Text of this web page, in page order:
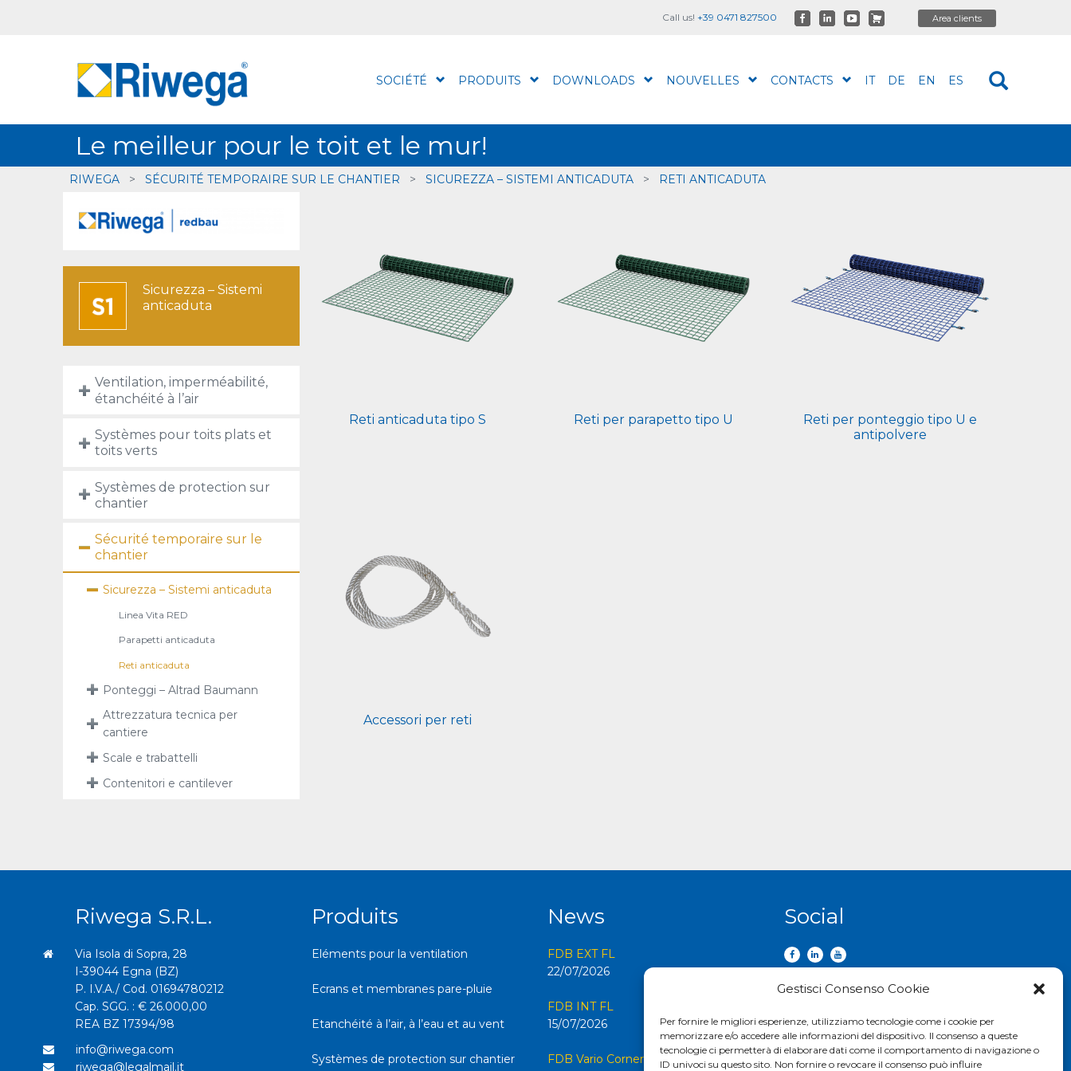
Gestisci Consenso Cookie
Per fornire le migliori esperienze, utilizziamo tecnologie come i cookie per
memorizzare e/o accedere alle informazioni del dispositivo. Il consenso a queste
tecnologie ci permetterà di elaborare dati come il comportamento di navigazione o
ID univoci su questo sito. Non fornire o revocare il consenso può influire
SOCIÉTÉ PRODUITS DOWNLOADS NOUVELLES CONTACTS IT DE EN ES
Call us! +39 0471 827500
Le meilleur pour le toit et le mur!
RIWEGA > SÉCURITÉ TEMPORAIRE SUR LE CHANTIER > SICUREZZA – SISTEMI ANTICADUTA > RETI ANTICADUTA
Sicurezza – Sistemi
anticaduta
Ventilation, imperméabilité,
étanchéité à l’air
Systèmes pour toits plats et
toits verts
Systèmes de protection sur
chantier
Sécurité temporaire sur le
chantier
Sicurezza – Sistemi anticaduta
Linea Vita RED
Parapetti anticaduta
Reti anticaduta
Ponteggi – Altrad Baumann
Attrezzatura tecnica per
cantiere
Scale e trabattelli
Contenitori e cantilever
Reti anticaduta tipo S Reti per parapetto tipo U
Reti per ponteggio tipo U e
antipolvere
Accessori per reti
Riwega S.r.l.
Via Isola di Sopra, 28
I-39044 Egna (BZ)
P. I.V.A./ Cod. 01694780212
Cap. SGG. : € 26.000,00
REA BZ 17394/98
info@riwega.com
riwega@legalmail.it
Produits
Eléments pour la ventilation
Ecrans et membranes pare-pluie
Etanchéité à l’air, à l’eau et au vent
Systèmes de protection sur chantier
News
FDB EXT FL
22/07/2026
FDB INT FL
15/07/2026
FDB Vario Corner FL
Social